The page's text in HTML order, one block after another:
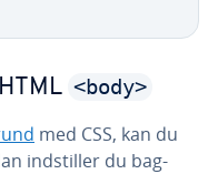
<body>
med CSS, kan du
indstil­ler du bag­